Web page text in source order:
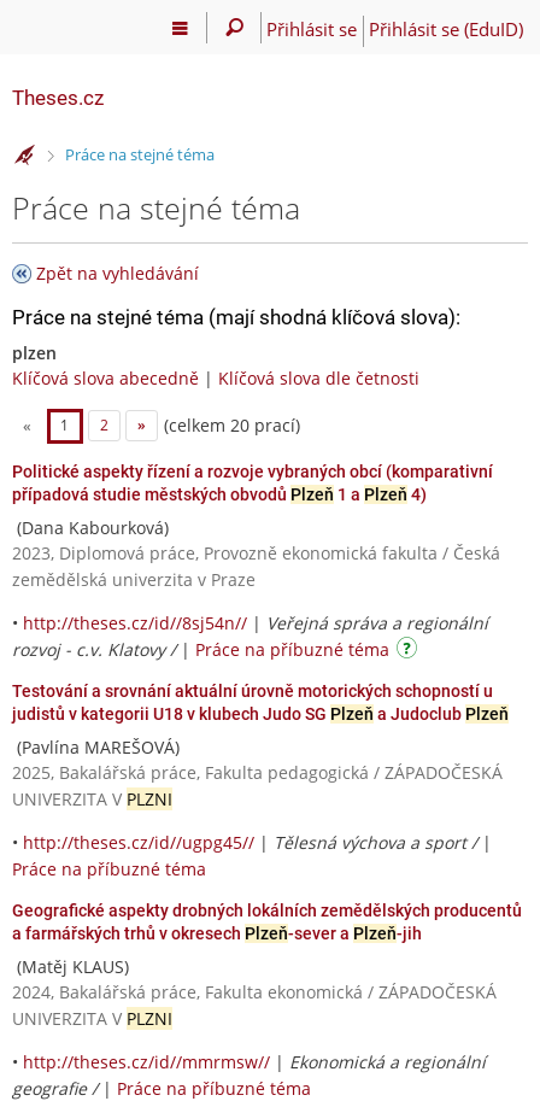
Přihlásit se Přihlásit se (EduID)
Theses.cz
>Práce na stejné téma
Práce na stejné téma
Zpět na vyhledávání
Práce na stejné téma (mají shodná klíčová slova):
plzen
Klíčová slova abecedně | Klíčová slova dle četnosti
« 1 2 » (celkem 20 prací)
Politické aspekty řízení a rozvoje vybraných obcí (komparativní
případová studie městských obvodů Plzeň 1 a Plzeň 4)
(Dana Kabourková)
2023, Diplomová práce, Provozně ekonomická fakulta / Česká
zemědělská univerzita v Praze
• http://theses.cz/id//8sj54n// | Veřejná správa a regionální
rozvoj - c.v. Klatovy / | Práce na příbuzné téma
Testování a srovnání aktuální úrovně motorických schopností u
judistů v kategorii U18 v klubech Judo SG Plzeň a Judoclub Plzeň
(Pavlína MAREŠOVÁ)
2025, Bakalářská práce, Fakulta pedagogická / ZÁPADOČESKÁ
UNIVERZITA V PLZNI
• http://theses.cz/id//ugpg45// | Tělesná výchova a sport / |
Práce na příbuzné téma
Geografické aspekty drobných lokálních zemědělských producentů
a farmářských trhů v okresech Plzeň-sever a Plzeň-jih
(Matěj KLAUS)
2024, Bakalářská práce, Fakulta ekonomická / ZÁPADOČESKÁ
UNIVERZITA V PLZNI
• http://theses.cz/id//mmrmsw// | Ekonomická a regionální
geografie / | Práce na příbuzné téma